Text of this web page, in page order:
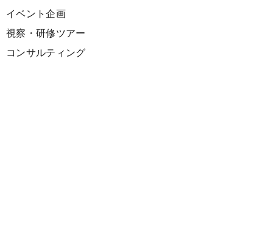
イベント企画
視察・研修ツアー
コンサルティング